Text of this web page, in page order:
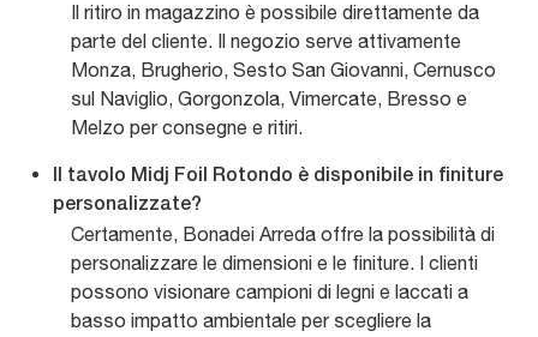
Il ritiro in magazzino è possibile direttamente da
parte del cliente. Il negozio serve attivamente
Monza, Brugherio, Sesto San Giovanni, Cernusco
sul Naviglio, Gorgonzola, Vimercate, Bresso e
Melzo per consegne e ritiri.
Il tavolo Midj Foil Rotondo è disponibile in finiture
personalizzate?
Certamente, Bonadei Arreda offre la possibilità di
personalizzare le dimensioni e le finiture. I clienti
possono visionare campioni di legni e laccati a
basso impatto ambientale per scegliere la